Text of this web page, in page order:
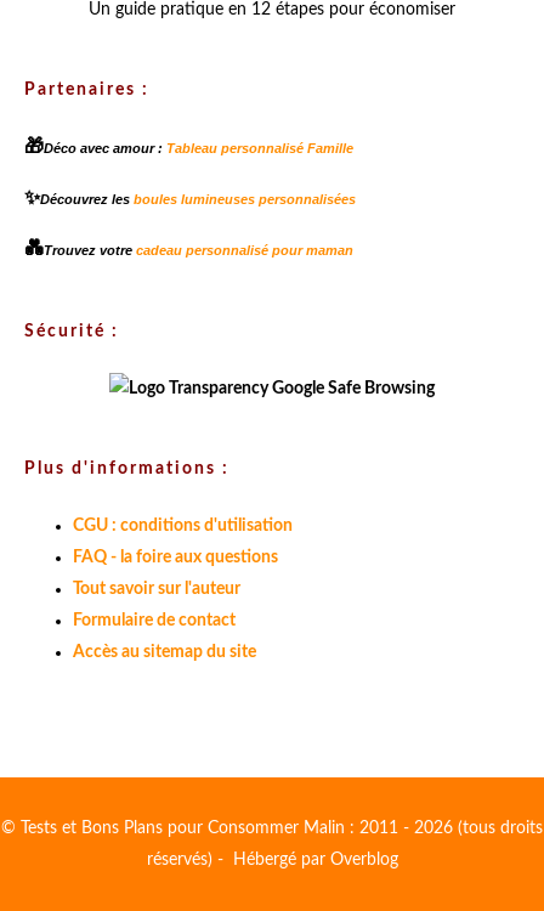
Un guide pratique en 12 étapes pour économiser
Partenaires :
🎁Déco avec amour : Tableau personnalisé Famille
✨Découvrez les boules lumineuses personnalisées
💑Trouvez votre cadeau personnalisé pour maman
Sécurité :
Plus d'informations :
CGU : conditions d'utilisation
FAQ - la foire aux questions
Tout savoir sur l'auteur
Formulaire de contact
Accès au sitemap du site
© Tests et Bons Plans pour Consommer Malin : 2011 - 2026 (tous droits
réservés) - Hébergé par Overblog